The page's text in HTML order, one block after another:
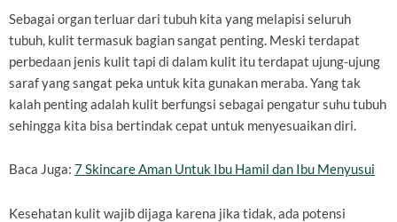
Sebagai organ terluar dari tubuh kita yang melapisi seluruh
tubuh, kulit termasuk bagian sangat penting. Meski terdapat
perbedaan jenis kulit tapi di dalam kulit itu terdapat ujung-ujung
saraf yang sangat peka untuk kita gunakan meraba. Yang tak
kalah penting adalah kulit berfungsi sebagai pengatur suhu tubuh
sehingga kita bisa bertindak cepat untuk menyesuaikan diri.
Baca Juga: 7 Skincare Aman Untuk Ibu Hamil dan Ibu Menyusui
Kesehatan kulit wajib dijaga karena jika tidak, ada potensi